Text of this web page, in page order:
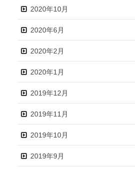
2020年10月
2020年6月
2020年2月
2020年1月
2019年12月
2019年11月
2019年10月
2019年9月